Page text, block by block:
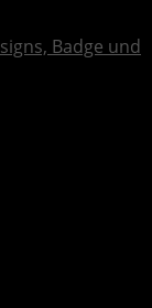
Badge und